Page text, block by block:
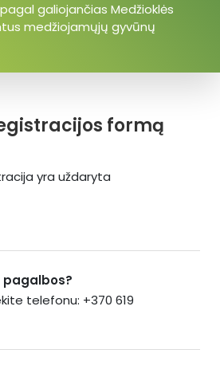
formą
yra uždaryta
galiojančias Medžioklės
medžiojamųjų gyvūnų
pagalbos?
telefonu: +370 619